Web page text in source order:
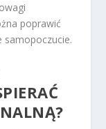
poprawić
samopoczucie.